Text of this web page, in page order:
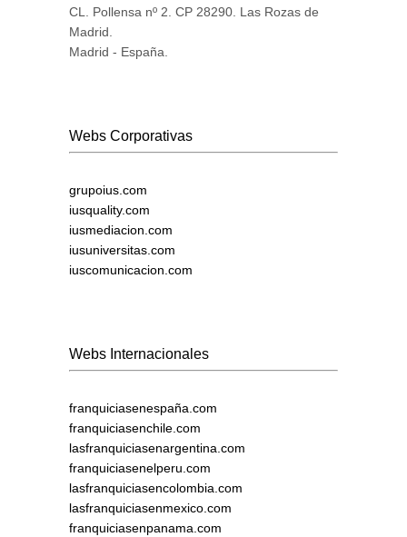
CL. Pollensa nº 2. CP 28290. Las Rozas de
Madrid.
Madrid - España.
Webs Corporativas
grupoius.com
iusquality.com
iusmediacion.com
iusuniversitas.com
iuscomunicacion.com
Webs Internacionales
franquiciasenespaña.com
franquiciasenchile.com
lasfranquiciasenargentina.com
franquiciasenelperu.com
lasfranquiciasencolombia.com
lasfranquiciasenmexico.com
franquiciasenpanama.com